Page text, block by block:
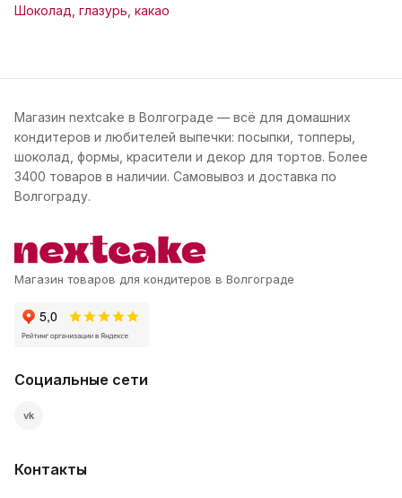
Шоколад, глазурь, какао
Магазин nextcake в Волгограде — всё для домашних
кондитеров и любителей выпечки: посыпки, топперы,
шоколад, формы, красители и декор для тортов. Более
3400 товаров в наличии. Самовывоз и доставка по
Волгограду.
Магазин товаров для кондитеров в Волгограде
Социальные сети
vk
Контакты